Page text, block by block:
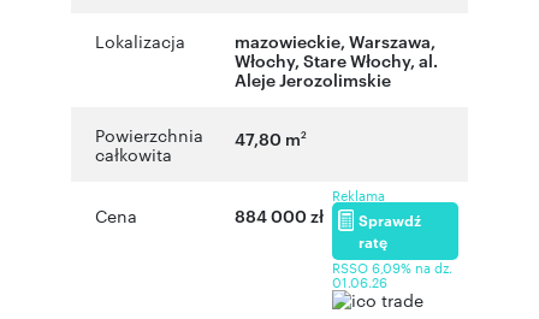
Lokalizacja mazowieckie, Warszawa,
Włochy, Stare Włochy, al.
Aleje Jerozolimskie
Powierzchnia
całkowita
47,80 m2
Cena 884 000 zł
Reklama
Sprawdź
ratę
RSSO 6,09% na dz.
01.06.26